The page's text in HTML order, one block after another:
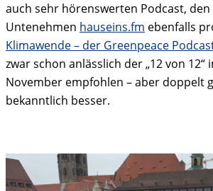
auch sehr hörenswerten Podcast,
Untenehmen hauseins.fm ebenfalls
Klimawende – der Greenpeace
zwar schon anlässlich der „12 von 12“
November empfohlen – aber doppelt
bekanntlich besser.